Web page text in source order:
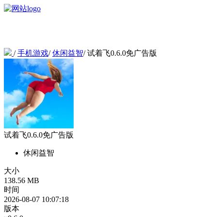
/手机游戏/休闲益智/试着飞0.6.0免广告版
试着飞0.6.0免广告版
休闲益智
大小
138.56 MB
时间
2026-08-07 10:07:18
版本